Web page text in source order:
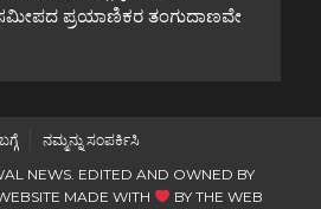
ಸಮೀಪದ ಪ್ರಯಾಣಿಕರ ತಂಗುದಾಣವೇ
ನಮ್ಮನ್ನು ಸಂಪರ್ಕಿಸಿ
NEWS. EDITED AND OWNED BY
MADE WITH
BY THE WEB